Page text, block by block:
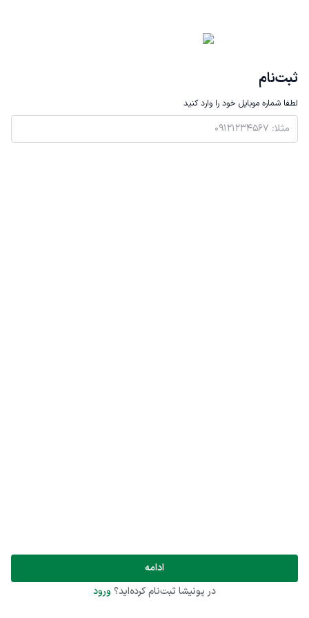
ثبت‌نام
لطفا شماره موبایل خود را وارد کنید
ادامه
در پونیشا ثبت‌نام کرده‌اید؟ ورود